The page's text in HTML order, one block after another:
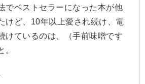
でベストセラーになった本が他
けど、10年以上愛され続け、電
けているのは、（手前味噌です
。